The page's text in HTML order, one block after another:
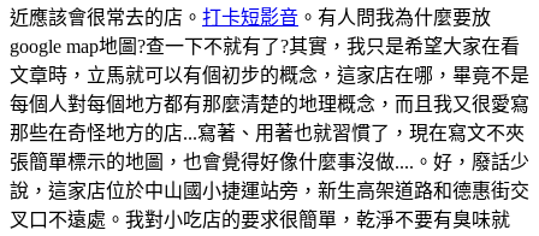
近應該會很常去的店。 打卡短影音 。有人問我為什麼要放
google map地圖?查一下不就有了?其實，我只是希望大家在看
文章時，立馬就可以有個初步的概念，這家店在哪，畢竟不是
每個人對每個地方都有那麼清楚的地理概念，而且我又很愛寫
那些在奇怪地方的店...寫著、用著也就習慣了，現在寫文不夾
張簡單標示的地圖，也會覺得好像什麼事沒做....。好，廢話少
說，這家店位於中山國小捷運站旁，新生高架道路和德惠街交
叉口不遠處。我對小吃店的要求很簡單，乾淨不要有臭味就